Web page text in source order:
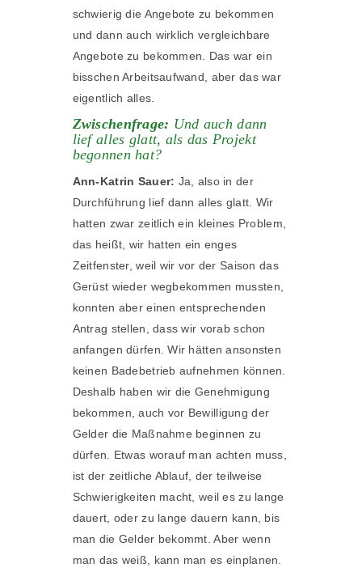
schwierig die Angebote zu bekommen
und dann auch wirklich vergleichbare
Angebote zu bekommen. Das war ein
bisschen Arbeitsaufwand, aber das war
eigentlich alles.
Zwischenfrage: Und auch dann
lief alles glatt, als das Projekt
begonnen hat?
Ann-Katrin Sauer: Ja, also in der
Durchführung lief dann alles glatt. Wir
hatten zwar zeitlich ein kleines Problem,
das heißt, wir hatten ein enges
Zeitfenster, weil wir vor der Saison das
Gerüst wieder wegbekommen mussten,
konnten aber einen entsprechenden
Antrag stellen, dass wir vorab schon
anfangen dürfen. Wir hätten ansonsten
keinen Badebetrieb aufnehmen können.
Deshalb haben wir die Genehmigung
bekommen, auch vor Bewilligung der
Gelder die Maßnahme beginnen zu
dürfen. Etwas worauf man achten muss,
ist der zeitliche Ablauf, der teilweise
Schwierigkeiten macht, weil es zu lange
dauert, oder zu lange dauern kann, bis
man die Gelder bekommt. Aber wenn
man das weiß, kann man es einplanen.